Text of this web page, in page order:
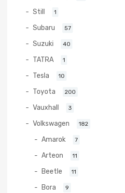
Still 1
Subaru 57
Suzuki 40
TATRA 1
Tesla 10
Toyota 200
Vauxhall 3
Volkswagen 182
Amarok 7
Arteon 11
Beetle 11
Bora 9